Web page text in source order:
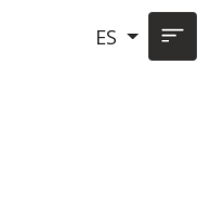
ES